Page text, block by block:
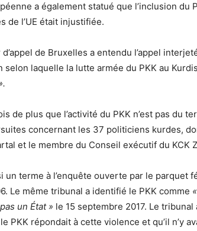
a également statué que l’inclusion du
de l’UE était injustifiée.
d’appel de Bruxelles a entendu l’appel
selon laquelle la lutte armée du PKK au
de plus que l’activité du PKK n’est pas du
concernant les 37 politiciens kurdes,
et le membre du Conseil exécutif du KCK
un terme à l’enquête ouverte par le parquet
Le même tribunal a identifié le PKK comme
un État » le 15 septembre 2017. Le
PKK répondait à cette violence et qu’il n’y